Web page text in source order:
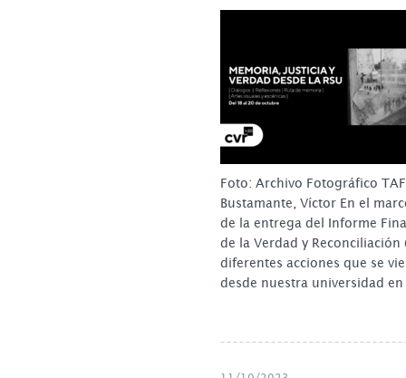
Foto: Archivo Fotográfico
Bustamante, Víctor En el
de la entrega del Informe
de la Verdad y Reconciliación
diferentes acciones que se
desde nuestra universidad